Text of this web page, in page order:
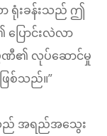
ရုံးခန်းသည် ဤ
ြောင်းလဲလာ
ပဏီ၏ လုပ်ဆောင်မှု
ြစ်သည်။”
သည် အရည်အသွေး